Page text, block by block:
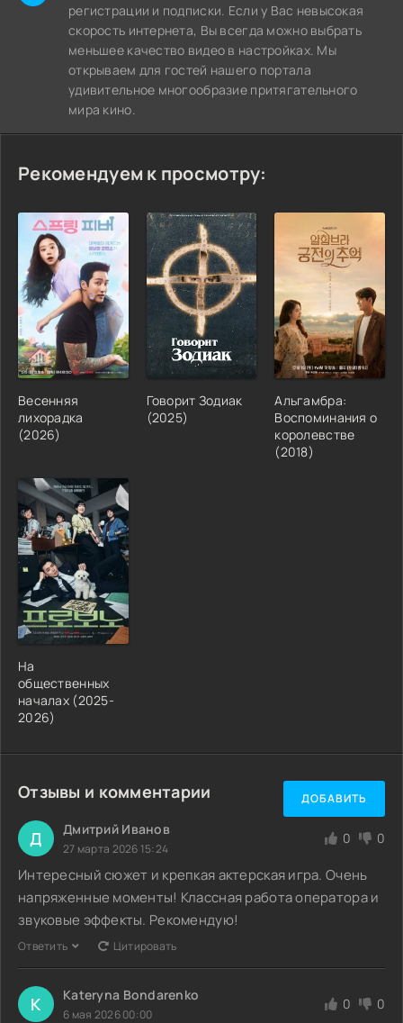
регистрации и подписки. Если у Вас невысокая
скорость интернета, Вы всегда можно выбрать
меньшее качество видео в настройках. Мы
открываем для гостей нашего портала
удивительное многообразие притягательного
мира кино.
Рекомендуем к просмотру:
Весенняя
лихорадка
(2026)
Говорит Зодиак
(2025)
Альгамбра:
Воспоминания о
королевстве
(2018)
На
общественных
началах (2025-
2026)
Отзывы и комментарии ДОБАВИТЬ
Д Дмитрий Иванов
27 марта 2026 15:24
0 0
Интересный сюжет и крепкая актерская игра. Очень
напряженные моменты! Классная работа оператора и
звуковые эффекты. Рекомендую!
Ответить Цитировать
K Kateryna Bondarenko
6 мая 2026 00:00
0 0